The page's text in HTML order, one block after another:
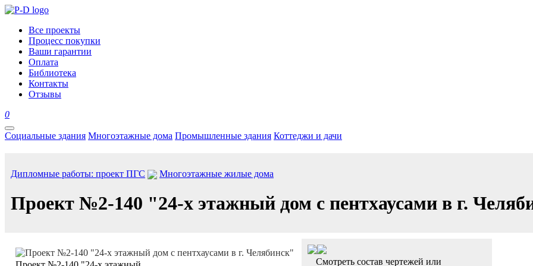
Все проекты
Процесс покупки
Ваши гарантии
Оплата
Библиотека
Контакты
Отзывы
0
Социальные здания Многоэтажные дома Промышленные здания Коттеджи и дачи
Дипломные работы: проект ПГС Многоэтажные жилые дома
Проект №2-140 "24-х этажный дом c пентхаусами в г.
Смотреть состав чертежей или